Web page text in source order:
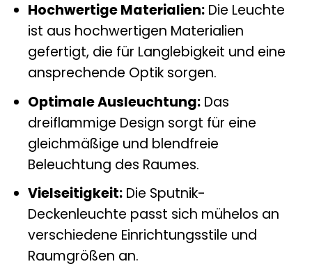
Hochwertige Materialien:Die Leuchte
ist aus hochwertigen Materialien
gefertigt, die für Langlebigkeit und eine
ansprechende Optik sorgen.
Optimale Ausleuchtung:Das
dreiflammige Design sorgt für eine
gleichmäßige und blendfreie
Beleuchtung des Raumes.
Vielseitigkeit:Die Sputnik-
Deckenleuchte passt sich mühelos an
verschiedene Einrichtungsstile und
Raumgrößen an.